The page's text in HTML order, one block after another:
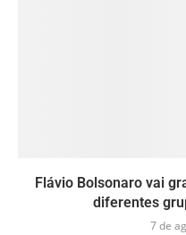
Flávio Bolsonaro vai
diferentes
7 de